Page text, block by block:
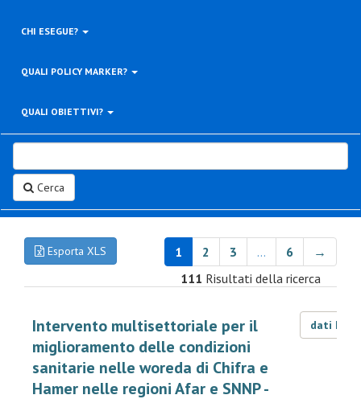
CHI ESEGUE?
QUALI POLICY MARKER?
QUALI OBIETTIVI?
Cerca
Esporta XLS 1 2 3 … 6
→
111 Risultati della ricerca
Intervento multisettoriale per il
miglioramento delle condizioni
sanitarie nelle woreda di Chifra e
Hamer nelle regioni Afar e SNNP -
dati LOD